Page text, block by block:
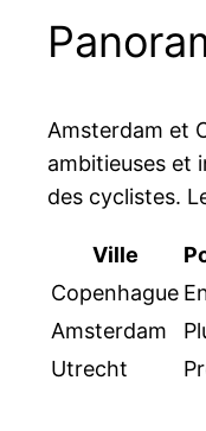
Amsterdam et
ambitieuses et
des cyclistes.
Ville
Copenhague
Amsterdam
Utrecht